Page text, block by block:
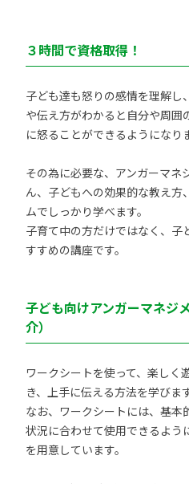
３時間で資格取得！
子ども達も怒りの感情を理解し
や伝え方がわかると自分や周
に怒ることができるようになり
その為に必要な、アンガーマネ
ん、子どもへの効果的な教え方
ムでしっかり学べます。
子育て中の方だけではなく、
すすめの講座です。
子ども向けアンガーマネジ
介）
ワークシートを使って、楽しく
き、上手に伝える方法を学びます
なお、ワークシートには、基
状況に合わせて使用できるよう
を用意しています。